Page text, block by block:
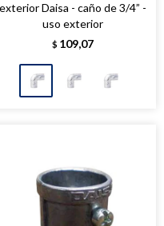
exterior Daisa - caño de 3/4” -
uso exterior
$ 109,07